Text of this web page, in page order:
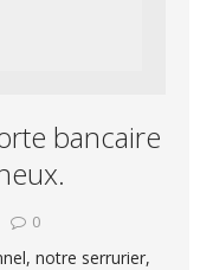
bancaire
0
notre serrurier,